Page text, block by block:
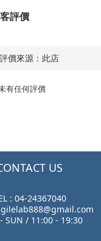
評價
有任何評價
US
: 04-24367040
SUN / 11:00 - 19:30